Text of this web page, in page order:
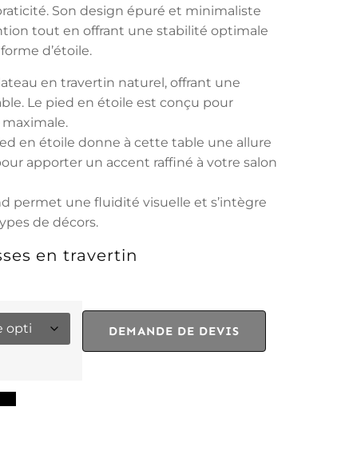
Son design épuré et minimaliste
tout en offrant une stabilité optimale
d’étoile.
en travertin naturel, offrant une
Le pied en étoile est conçu pour
en étoile donne à cette table une allure
apporter un accent raffiné à votre salon
permet une fluidité visuelle et s’intègre
de décors.
en travertin
DEMANDE DE DEVIS